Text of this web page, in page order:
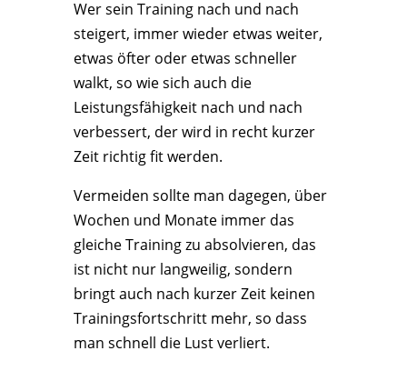
Wer sein Training nach und nach
steigert, immer wieder etwas weiter,
etwas öfter oder etwas schneller
walkt, so wie sich auch die
Leistungsfähigkeit nach und nach
verbessert, der wird in recht kurzer
Zeit richtig fit werden.
Vermeiden sollte man dagegen, über
Wochen und Monate immer das
gleiche Training zu absolvieren, das
ist nicht nur langweilig, sondern
bringt auch nach kurzer Zeit keinen
Trainingsfortschritt mehr, so dass
man schnell die Lust verliert.